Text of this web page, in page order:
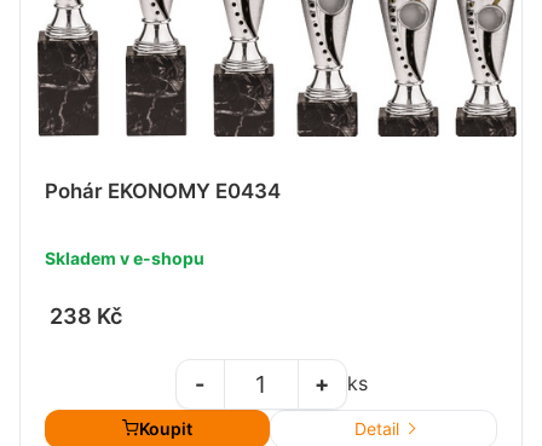
Pohár EKONOMY E0434
Skladem v e-shopu
238 Kč
+
- ks
Koupit Detail